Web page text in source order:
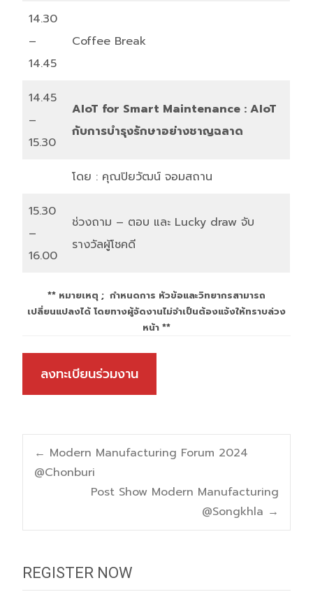
14.30
–
14.45
Coffee Break
14.45
–
15.30
AIoT for Smart Maintenance : AIoT
กับการบำรุงรักษาอย่างชาญฉลาด
โดย : คุณปิยวัฒน์ จอมสถาน
15.30
–
16.00
ช่วงถาม – ตอบ และ Lucky draw จับ
รางวัลผู้โชคดี
** หมายเหตุ ; กำหนดการ หัวข้อและวิทยากรสามารถ
เปลี่ยนแปลงได้ โดยทางผู้จัดงานไม่จำเป็นต้องแจ้งให้ทราบล่วง
หน้า **
ลงทะเบียนร่วมงาน
Post
navigation
← Modern Manufacturing Forum 2024
@Chonburi
Post Show Modern Manufacturing
@Songkhla →
REGISTER NOW